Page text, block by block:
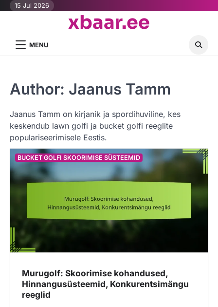
Skip15 Jul 2026
xbaar.ee
MENU
Author: Jaanus Tamm
Jaanus Tamm on kirjanik ja spordihuviline, kes
keskendub lawn golfi ja bucket golfi reeglite
populariseerimisele Eestis.
BUCKET GOLFI SKOORIMISE SÜSTEEMID
Murugolf: Skoorimise kohandused,
Hinnangusüsteemid, Konkurentsimängu
reeglid